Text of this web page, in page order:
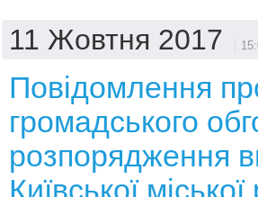
11 Жовтня 2017
Повідомлення
громадського
розпорядження
Київської